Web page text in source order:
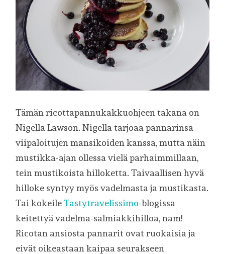
Tämän ricottapannukakkuohjeen takana on
Nigella Lawson. Nigella tarjoaa pannarinsa
viipaloitujen mansikoiden kanssa, mutta näin
mustikka-ajan ollessa vielä parhaimmillaan,
tein mustikoista hilloketta. Taivaallisen hyvä
hilloke syntyy myös vadelmasta ja mustikasta.
Tai kokeileTastytravelissimo-blogissa
keitettyä vadelma-salmiakkihilloa, nam!
Ricotan ansiosta pannarit ovat ruokaisia ja
eivät oikeastaan kaipaa seurakseen